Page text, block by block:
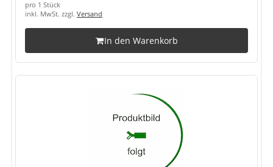
pro 1 Stück
inkl. MwSt. zzgl. Versand
In den Warenkorb